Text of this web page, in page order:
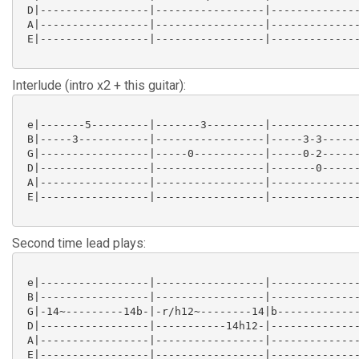
D|-----------------|-----------------
A|-----------------|-----------------
E|-----------------|-----------------
Interlude (intro x2 + this guitar):
e|-------5---------|-------3---------
B|-----3-----------|-----------------|-----3-
G|-----------------|-----0-----------|-----0-
D|-----------------|-----------------|-------
A|-----------------|-----------------
E|-----------------|-----------------
Second time lead plays:
e|-----------------|-----------------
B|-----------------|-----------------
G|-14~---------14b-|-r/h12~--------
D|-----------------|-----------14h12-
A|-----------------|-----------------
E|-----------------|-----------------